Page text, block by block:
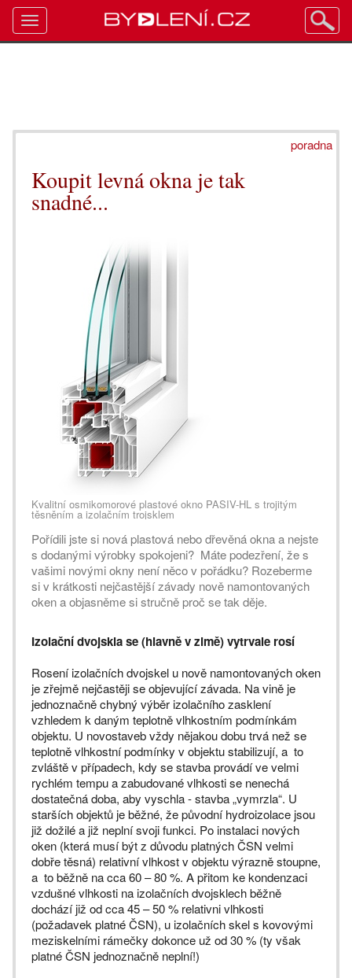
poradna
Koupit levná okna je tak
snadné...
Kvalitní osmikomorové plastové okno PASIV-HL s trojitým
těsněním a izolačním trojsklem
Pořídili jste si nová plastová nebo dřevěná okna a nejste
s dodanými výrobky spokojeni? Máte podezření, že s
vašimi novými okny není něco v pořádku? Rozeberme
si v krátkosti nejčastější závady nově namontovaných
oken a objasněme si stručně proč se tak děje.
Izolační dvojskla se (hlavně v zimě) vytrvale rosí
Rosení izolačních dvojskel u nově namontovaných oken
je zřejmě nejčastěji se objevující závada. Na vině je
jednoznačně chybný výběr izolačního zasklení
vzhledem k daným teplotně vlhkostním podmínkám
objektu. U novostaveb vždy nějakou dobu trvá než se
teplotně vlhkostní podmínky v objektu stabilizují, a to
zvláště v případech, kdy se stavba provádí ve velmi
rychlém tempu a zabudované vlhkosti se nenechá
dostatečná doba, aby vyschla - stavba „vymrzla“. U
starších objektů je běžné, že původní hydroizolace jsou
již dožilé a již neplní svoji funkci. Po instalaci nových
oken (která musí být z důvodu platných ČSN velmi
dobře těsná) relativní vlhkost v objektu výrazně stoupne,
a to běžně na cca 60 – 80 %. A přitom ke kondenzaci
vzdušné vlhkosti na izolačních dvojsklech běžně
dochází již od cca 45 – 50 % relativni vlhkosti
(požadavek platné ČSN), u izolačních skel s kovovými
meziskelními rámečky dokonce už od 30 % (ty však
platné ČSN jednoznačně neplní!)
Toggle
navigation